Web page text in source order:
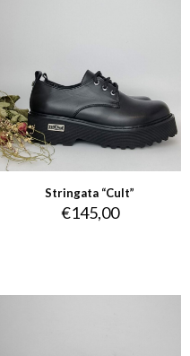
Stringata “Cult”
€145,00